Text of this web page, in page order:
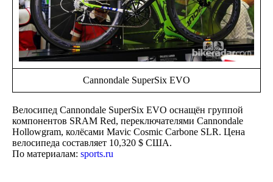
Cannondale SuperSix EVO
Велосипед Cannondale SuperSix EVO оснащён группой
компонентов SRAM Red, переключателями Cannondale
Hollowgram, колёсами Mavic Cosmic Carbone SLR. Цена
велосипеда составляет 10,320 $ США.
По материалам: sports.ru